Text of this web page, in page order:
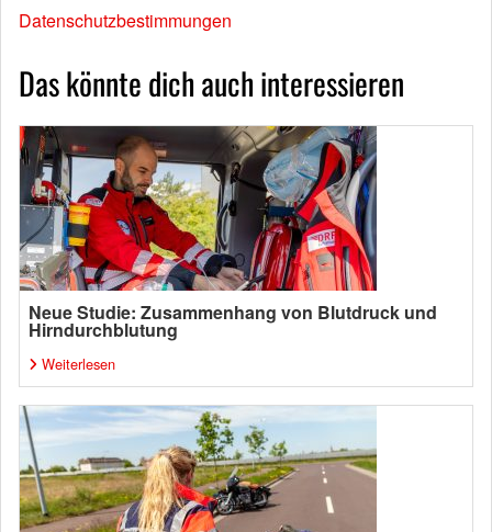
Datenschutzbestimmungen
Das könnte dich auch interessieren
Neue Studie: Zusammenhang von Blutdruck und
Hirndurchblutung
Weiterlesen